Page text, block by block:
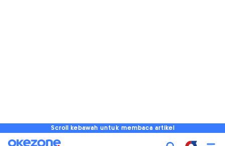
Scroll kebawah untuk membaca artikel